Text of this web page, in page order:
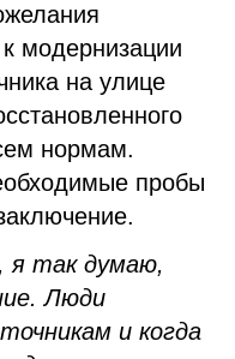
модернизации
на улице
нормам.
пробы
я так думаю,
Люди
и когда